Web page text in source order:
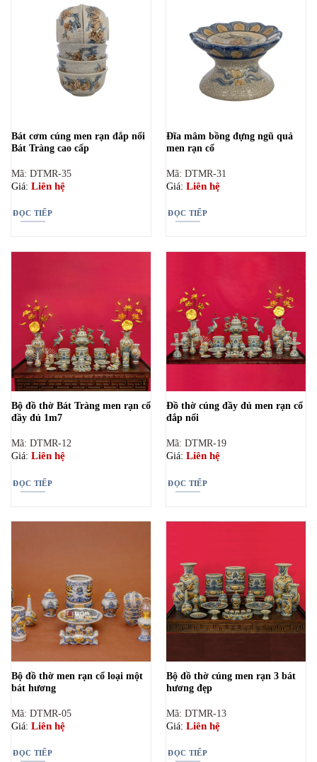
Bát cơm cúng men rạn đắp nổi
Bát Tràng cao cấp
Mã: DTMR-35
Giá: Liên hệ
ĐỌC TIẾP
Đĩa mâm bồng đựng ngũ quả
men rạn cổ
Mã: DTMR-31
Giá: Liên hệ
ĐỌC TIẾP
Bộ đồ thờ Bát Tràng men rạn cổ
đầy đủ 1m7
Mã: DTMR-12
Giá: Liên hệ
ĐỌC TIẾP
Đồ thờ cúng đầy đủ men rạn cổ
đắp nổi
Mã: DTMR-19
Giá: Liên hệ
ĐỌC TIẾP
Bộ đồ thờ men rạn cổ loại một
bát hương
Mã: DTMR-05
Giá: Liên hệ
ĐỌC TIẾP
Bộ đồ thờ cúng men rạn 3 bát
hương đẹp
Mã: DTMR-13
Giá: Liên hệ
ĐỌC TIẾP